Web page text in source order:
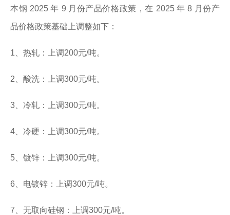
本钢 2025 年 9 月份产品价格政策，在 2025 年 8 月份产
品价格政策基础上调整如下：
1、热轧：上调200元/吨。
2、酸洗：上调300元/吨。
3、冷轧：上调300元/吨。
4、冷硬：上调300元/吨。
5、镀锌：上调300元/吨。
6、电镀锌：上调300元/吨。
7、无取向硅钢：上调300元/吨。